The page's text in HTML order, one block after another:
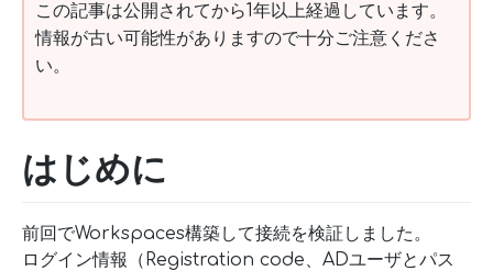
この記事は公開されてから1年以上経過しています。
情報が古い可能性がありますので十分ご注意くださ
い。
はじめに
前回でWorkspaces構築して接続を検証しました。
ログイン情報（Registration code、ADユーザとパス